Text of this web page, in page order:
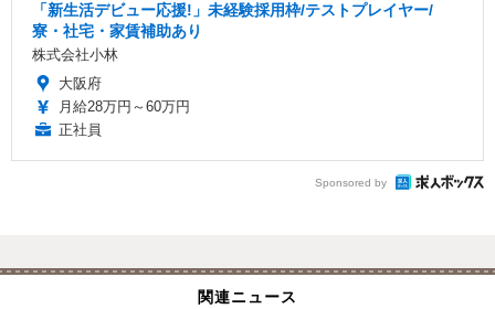
「新生活デビュー応援!」未経験採用枠/テストプレイヤー/
寮・社宅・家賃補助あり
株式会社小林
大阪府
月給28万円～60万円
正社員
Sponsored by
関連ニュース